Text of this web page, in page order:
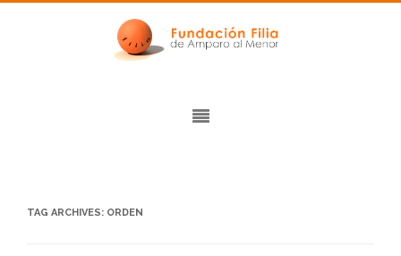
TAG ARCHIVES: ORDEN